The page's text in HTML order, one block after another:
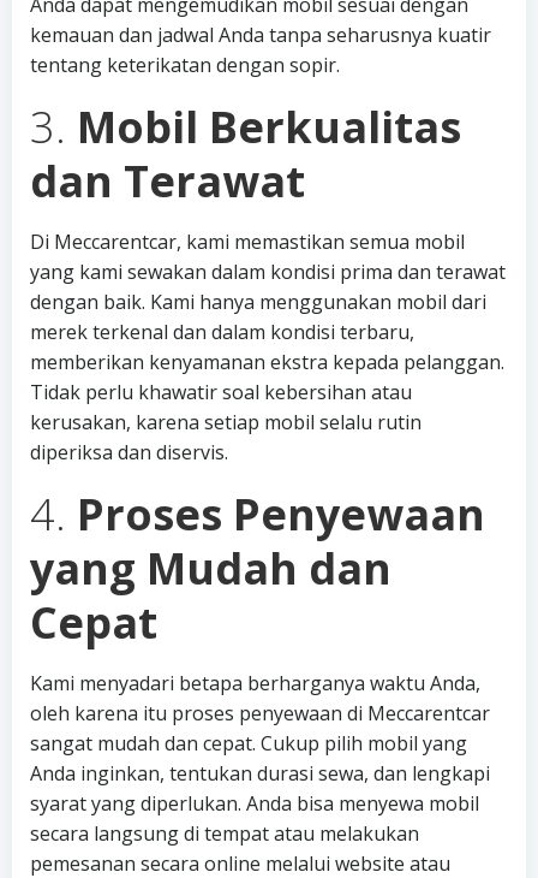
kemauan dan jadwal Anda tanpa seharusnya kuatir
tentang keterikatan dengan sopir.
3. Mobil Berkualitas
dan Terawat
Di Meccarentcar, kami memastikan semua mobil
yang kami sewakan dalam kondisi prima dan terawat
dengan baik. Kami hanya menggunakan mobil dari
merek terkenal dan dalam kondisi terbaru,
memberikan kenyamanan ekstra kepada pelanggan.
Tidak perlu khawatir soal kebersihan atau
kerusakan, karena setiap mobil selalu rutin
diperiksa dan diservis.
4. Proses Penyewaan
yang Mudah dan
Cepat
Kami menyadari betapa berharganya waktu Anda,
oleh karena itu proses penyewaan di Meccarentcar
sangat mudah dan cepat. Cukup pilih mobil yang
Anda inginkan, tentukan durasi sewa, dan lengkapi
syarat yang diperlukan. Anda bisa menyewa mobil
secara langsung di tempat atau melakukan
pemesanan secara online melalui website atau